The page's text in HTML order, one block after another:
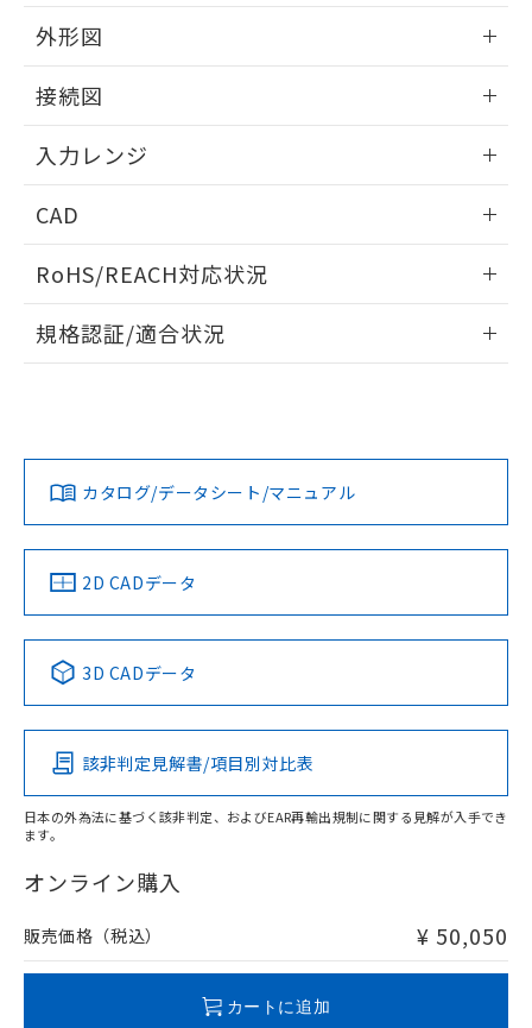
外形図
接続図
入力レンジ
CAD
ドすることができます。
ログイン/会員登録
ダウンロードデータをご利用いただく前に、以下を必ずお読
みください。
ソフトウェアの使用条件
RoHS/REACH対応状況
EU RoHS 注意事項・凡例
対応済み
中国 RoHS 注意事項・凡例
Pb Hg Cd Cr(VI)
O
在庫等で未対応品が混在する可能性があります。
問い合わせください。
規格認証/適合状況
LR型式承認
（イギリス
船舶規格）
DNV型式承認
（ノルウェー
BV型式承認
（フランス
KR型式
（韓国
Yes No No No
この製品の規格認証/適合状況ページへ
その他の認証はこちらのページからご検索ください
カタログ/データシート/マニュアル
2D CADデータ
3D CADデータ
該非判定見解書/項目別対比表
日本の外為法に基づく該非判定、およびEAR再輸出規制に関する見解が入手でき
ます。
オンライン購入
販売価格（税込） ¥ 50,050
カートに追加